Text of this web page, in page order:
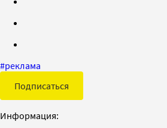
#реклама
Подписаться
Информация: